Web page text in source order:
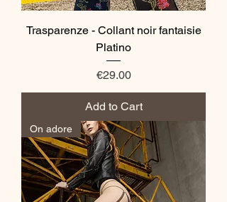
Trasparenze - Collant noir fantaisie
Platino
Price
€29.00
Add to Cart
On adore